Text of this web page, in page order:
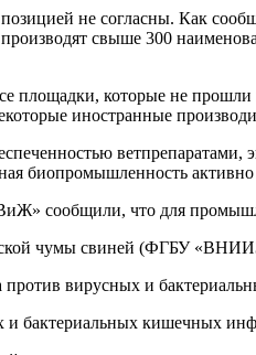
позицией не согласны. Как
свыше 300
площадки, которые не
иностранные
ветпрепаратами,
биопромышленность активно
сообщили, что для
чумы свиней (ФГБУ
вирусных и
и бактериальных кишечных